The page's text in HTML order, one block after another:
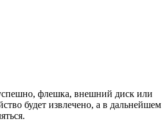
флешка, внешний диск или
будет извлечено, а в дальнейшем